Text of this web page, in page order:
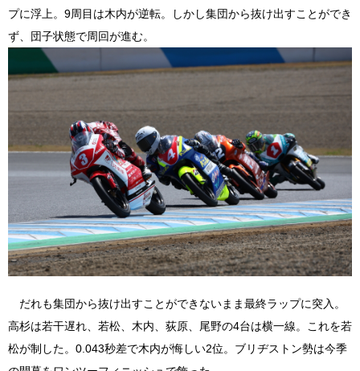
プに浮上。9周目は木内が逆転。しかし集団から抜け出すことができ
ず、団子状態で周回が進む。
だれも集団から抜け出すことができないまま最終ラップに突入。
高杉は若干遅れ、若松、木内、荻原、尾野の4台は横一線。これを若
松が制した。0.043秒差で木内が悔しい2位。ブリヂストン勢は今季